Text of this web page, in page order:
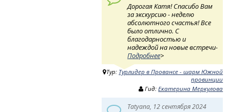
Дорогая Катя! Спасибо Вам
за экскурсию - неделю
абсолютного счастья! Все
было отлично. С
благодарностью и
надеждой на новые встречи-
Подробнее>
Тур: Турлидер в Провансе - шарм Южной
провинции
Гид:Екатерина Меркулова
Tatyana, 12 сентября 2024